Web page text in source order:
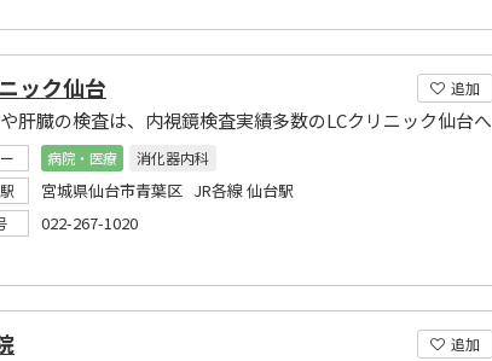
追加
ック仙台
肝臓の検査は、内視鏡検査実績多数のLCクリニック仙台へ
病院・医療
消化器内科
宮城県仙台市青葉区 JR各線 仙台駅
022-267-1020
追加